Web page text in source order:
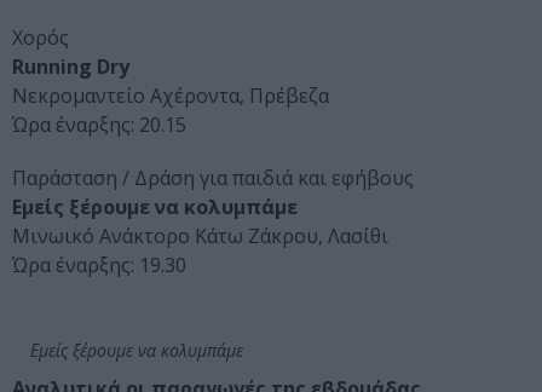
Χορός
Running Dry
Νεκρομαντείο Αχέροντα, Πρέβεζα
Ώρα έναρξης: 20.15
Παράσταση / Δράση για παιδιά και εφήβους
Εμείς ξέρουμε να κολυμπάμε
Μινωικό Ανάκτορο Κάτω Ζάκρου, Λασίθι
Ώρα έναρξης: 19.30
Εμείς ξέρουμε να κολυμπάμε